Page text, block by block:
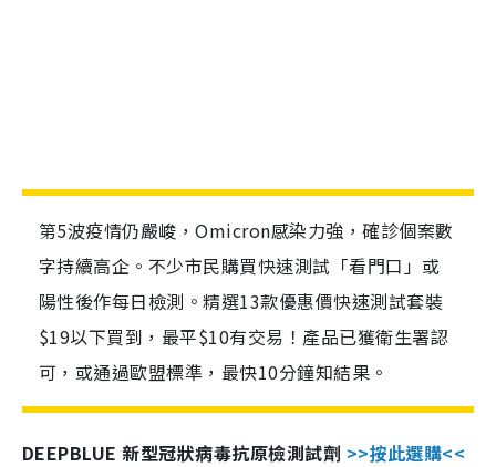
第5波疫情仍嚴峻，Omicron感染力強，確診個案數
字持續高企。不少市民購買快速測試「看門口」或
陽性後作每日檢測。精選13款優惠價快速測試套裝
$19以下買到，最平$10有交易！產品已獲衛生署認
可，或通過歐盟標準，最快10分鐘知結果。
DEEPBLUE 新型冠狀病毒抗原檢測試劑 >>按此選購<<